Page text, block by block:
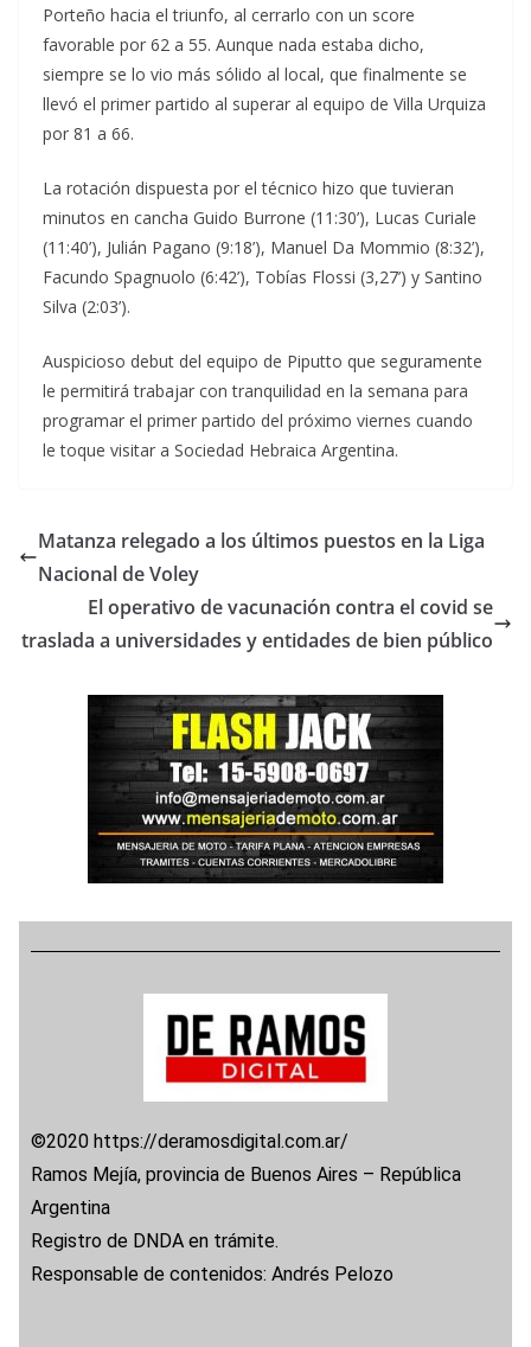
Porteño hacia el triunfo, al cerrarlo con un score
favorable por 62 a 55. Aunque nada estaba dicho,
siempre se lo vio más sólido al local, que finalmente se
llevó el primer partido al superar al equipo de Villa Urquiza
por 81 a 66.
La rotación dispuesta por el técnico hizo que tuvieran
minutos en cancha Guido Burrone (11:30’), Lucas Curiale
(11:40’), Julián Pagano (9:18’), Manuel Da Mommio (8:32’),
Facundo Spagnuolo (6:42’), Tobías Flossi (3,27’) y Santino
Silva (2:03’).
Auspicioso debut del equipo de Piputto que seguramente
le permitirá trabajar con tranquilidad en la semana para
programar el primer partido del próximo viernes cuando
le toque visitar a Sociedad Hebraica Argentina.
Matanza relegado a los últimos puestos en la Liga
Nacional de Voley
El operativo de vacunación contra el covid se
traslada a universidades y entidades de bien público
©2020 https://deramosdigital.com.ar/
Ramos Mejía, provincia de Buenos Aires – República
Argentina
Registro de DNDA en trámite.
Responsable de contenidos: Andrés Pelozo